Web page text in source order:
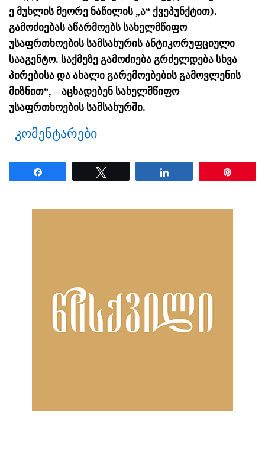
ე მუხლის მეორე ნაწილის „ა“ ქვეპუნქტით).
გამოძიებას აწარმოებს სახელმწიფო
უსაფრთხოების სამსახურის ანტიკორუფციული
სააგენტო. საქმეზე გამოძიება გრძელდება სხვა
პირებისა და ახალი გარემოებების გამოვლენის
მიზნით“, – აცხადებენ სახელმწიფო
უსაფრთხოების სამსახურში.
კომენტარები